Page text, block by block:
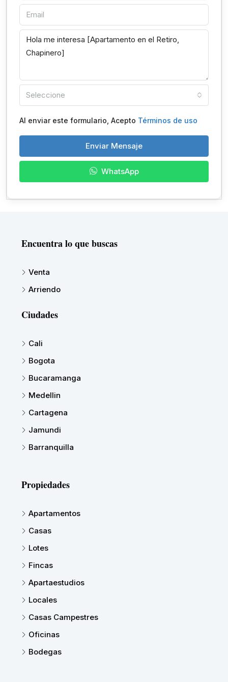
Seleccione
Al enviar este formulario, Acepto Términos de uso
Enviar Mensaje
WhatsApp
Encuentra lo que buscas
Venta
Arriendo
Ciudades
Cali
Bogota
Bucaramanga
Medellin
Cartagena
Jamundi
Barranquilla
Propiedades
Apartamentos
Casas
Lotes
Fincas
Apartaestudios
Locales
Casas Campestres
Oficinas
Bodegas